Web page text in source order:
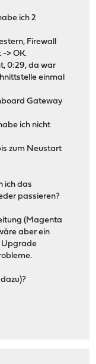
ich 2
Firewall
> OK.
0:29, da war
einmal
Gateway
ich nicht
zum Neustart
ich das
passieren?
(Magenta
aber ein
Upgrade